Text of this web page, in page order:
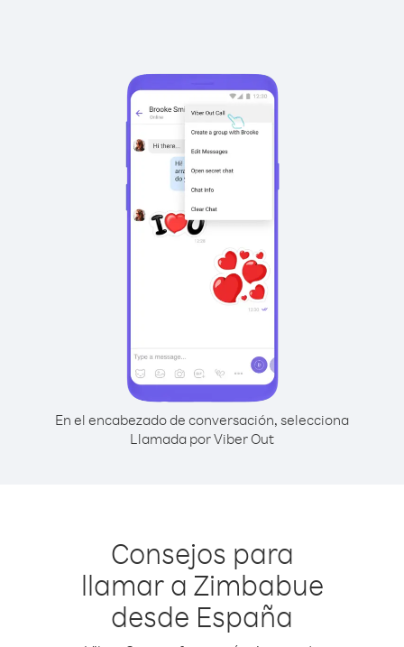
En el encabezado de conversación, selecciona
Llamada por Viber Out
Consejos para
llamar a Zimbabue
desde España